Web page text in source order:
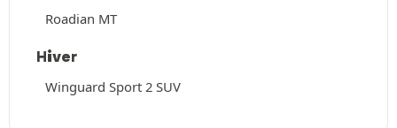
Roadian MT
Hiver
Winguard Sport 2 SUV